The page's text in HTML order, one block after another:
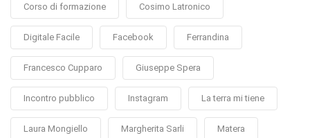
Corso di formazione Cosimo Latronico
Digitale Facile Facebook Ferrandina
Francesco Cupparo Giuseppe Spera
Incontro pubblico Instagram La terra mi tiene
Laura Mongiello Margherita Sarli Matera